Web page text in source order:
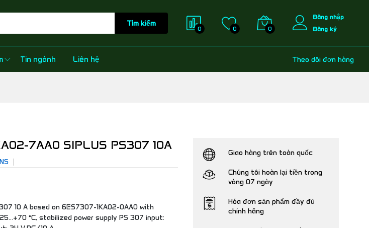
Tìm kiếm
0 0 0
Đăng nhập
Đăng ký
Tin ngành Liên hệ Theo dõi đơn hàng
7AA0 SIPLUS PS307 10A
10 A based on 6ES7307-1KA02-0AA0 with
°C, stabilized power supply PS 307 input:
Giao hàng trên toàn quốc
Chúng tôi hoàn lại tiền trong
vòng 07 ngày
Hóa đơn sản phẩm đầy đủ
chính hãng